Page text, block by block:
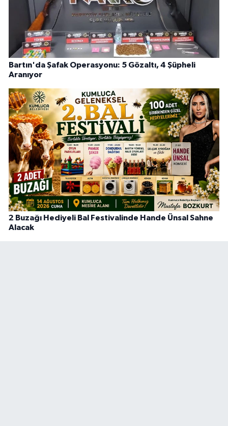
Bartın'da Şafak Operasyonu: 5 Gözaltı, 4 Şüpheli
Aranıyor
2 Buzağı Hediyeli Bal Festivalinde Hande Ünsal Sahne
Alacak